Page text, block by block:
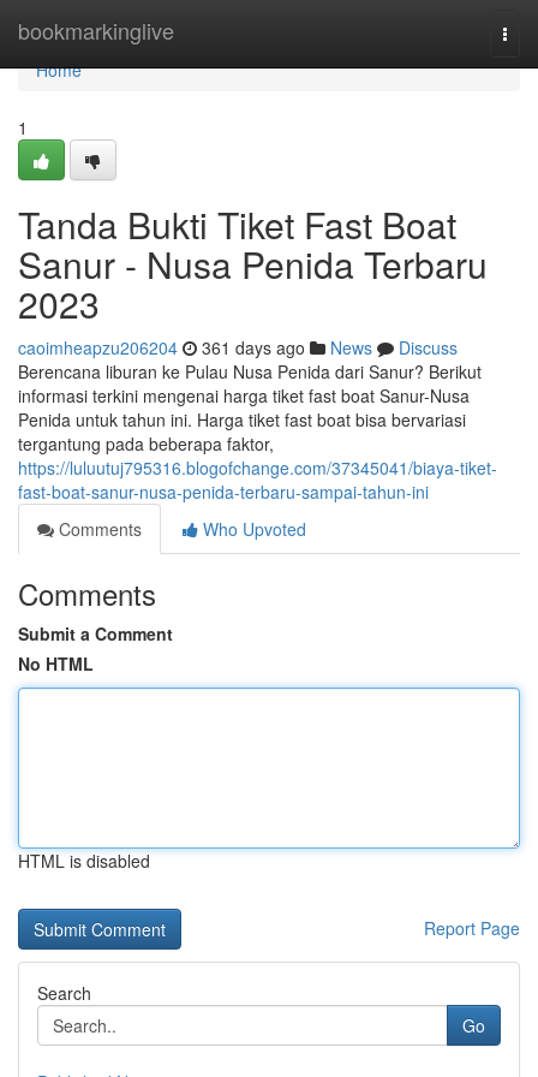
bookmarkinglive
Home
Home
1
Tanda Bukti Tiket Fast Boat
Sanur - Nusa Penida Terbaru
2023
caoimheapzu206204 361 days ago News
Discuss
Berencana liburan ke Pulau Nusa Penida dari Sanur? Berikut
informasi terkini mengenai harga tiket fast boat Sanur-Nusa
Penida untuk tahun ini. Harga tiket fast boat bisa bervariasi
tergantung pada beberapa faktor,
https://luluutuj795316.blogofchange.com/37345041/biaya-tiket-
fast-boat-sanur-nusa-penida-terbaru-sampai-tahun-ini
Comments
Who Upvoted
Comments
Submit a Comment
No HTML
HTML is disabled
Report Page
Search
Go